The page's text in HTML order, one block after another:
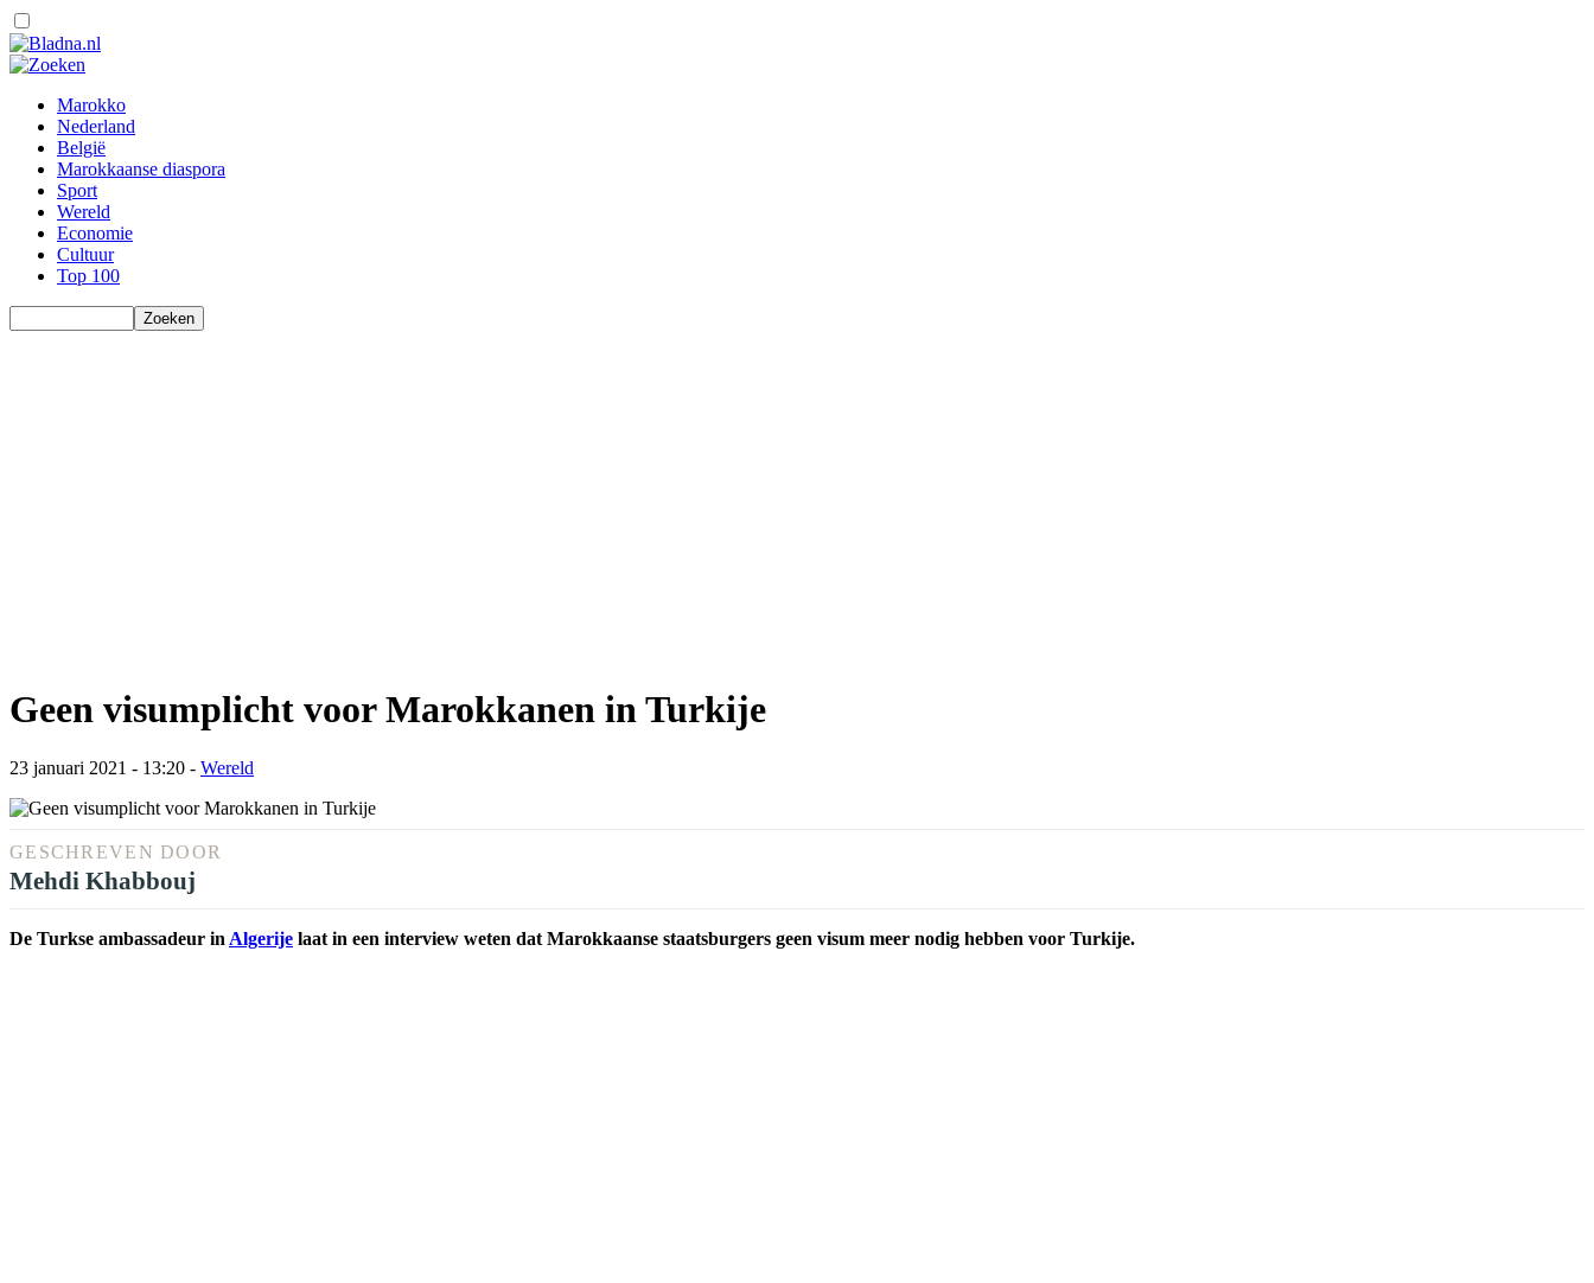
Marokko
Nederland
België
Marokkaanse diaspora
Sport
Wereld
Economie
Cultuur
Top 100
Geen visumplicht voor Marokkanen in Turkije
23 januari 2021 - 13:20 - Wereld
GESCHREVEN DOOR
Mehdi Khabbouj
De Turkse ambassadeur in Algerije laat in een interview weten dat Marokkaanse staatsburgers geen visum meer nodig hebben voor Turkije.